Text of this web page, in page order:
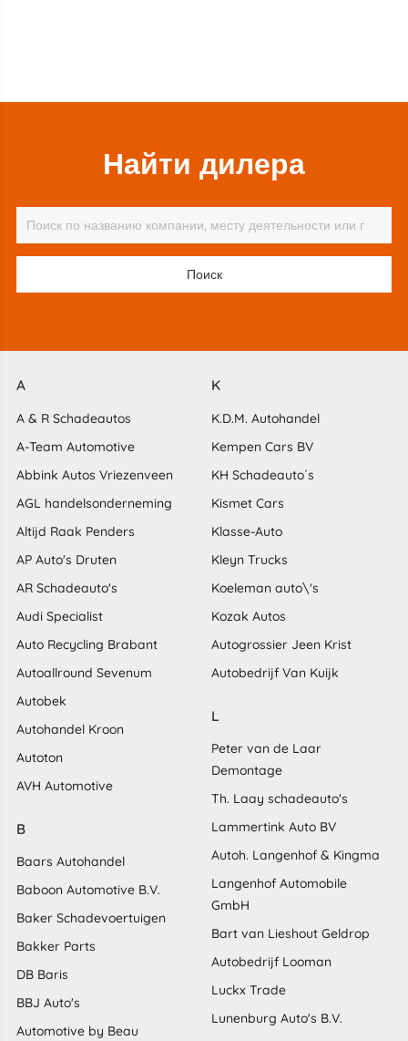
Найти дилера
A
A & R Schadeautos
A-Team Automotive
Abbink Autos Vriezenveen
AGL handelsonderneming
Altijd Raak Penders
AP Auto's Druten
AR Schadeauto's
Audi Specialist
Auto Recycling Brabant
Autoallround Sevenum
Autobek
Autohandel Kroon
Autoton
AVH Automotive
B
Baars Autohandel
Baboon Automotive B.V.
Baker Schadevoertuigen
Bakker Parts
DB Baris
BBJ Auto's
Automotive by Beau
K
K.D.M. Autohandel
Kempen Cars BV
KH Schadeauto´s
Kismet Cars
Klasse-Auto
Kleyn Trucks
Koeleman auto\'s
Kozak Autos
Autogrossier Jeen Krist
Autobedrijf Van Kuijk
L
Peter van de Laar
Demontage
Th. Laay schadeauto's
Lammertink Auto BV
Autoh. Langenhof & Kingma
Langenhof Automobile
GmbH
Bart van Lieshout Geldrop
Autobedrijf Looman
Luckx Trade
Lunenburg Auto's B.V.